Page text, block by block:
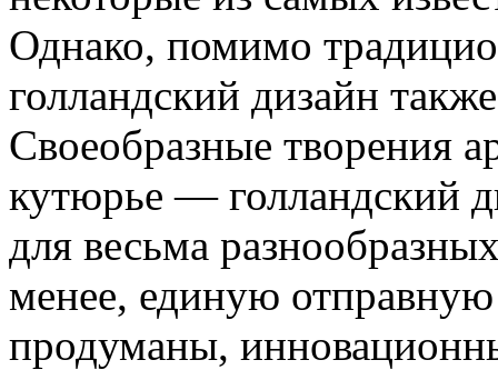
Однако, помимо
голландский дизайн
Своеобразные творения
кутюрье — голландский
для весьма
менее, единую
продуманы,